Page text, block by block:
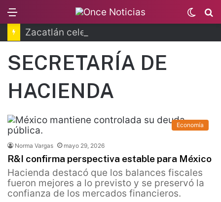
Switch
skin
SECRETARÍA DE
HACIENDA
Economía
Norma Vargas mayo 29, 2026
R&I confirma perspectiva estable para México
Hacienda destacó que los balances fiscales
fueron mejores a lo previsto y se preservó la
confianza de los mercados financieros.